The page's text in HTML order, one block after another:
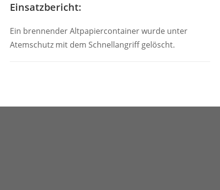
Einsatzbericht:
Ein brennender Altpapiercontainer wurde unter
Atemschutz mit dem Schnellangriff gelöscht.